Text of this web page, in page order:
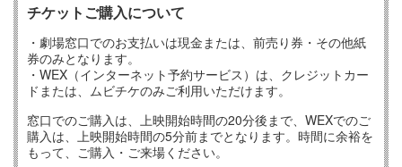
チケットご購入について
・劇場窓口でのお支払いは現金または、前売り券・その他紙
券のみとなります。
・WEX（インターネット予約サービス）は、クレジットカー
ドまたは、ムビチケのみご利用いただけます。
窓口でのご購入は、上映開始時間の20分後まで、WEXでのご
購入は、上映開始時間の5分前までとなります。時間に余裕を
もって、ご購入・ご来場ください。